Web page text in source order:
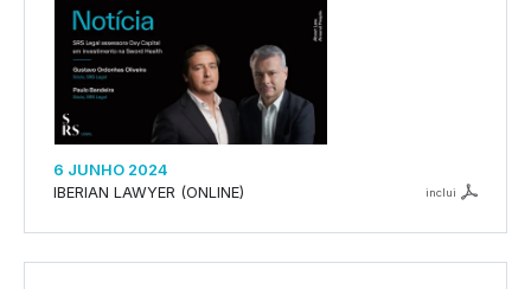
6 JUNHO 2024
IBERIAN LAWYER (ONLINE)
inclui